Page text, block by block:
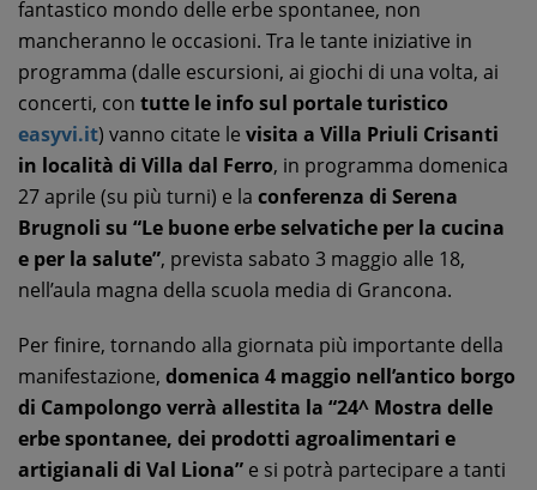
fantastico mondo delle erbe spontanee, non
mancheranno le occasioni. Tra le tante iniziative in
programma (dalle escursioni, ai giochi di una volta, ai
concerti, con tutte le info sul portale turistico
easyvi.it) vanno citate le visita a Villa Priuli Crisanti
in località di Villa dal Ferro, in programma domenica
27 aprile (su più turni) e la conferenza di Serena
Brugnoli su “Le buone erbe selvatiche per la cucina
e per la salute”, prevista sabato 3 maggio alle 18,
nell’aula magna della scuola media di Grancona.
Per finire, tornando alla giornata più importante della
manifestazione, domenica 4 maggio nell’antico borgo
di Campolongo verrà allestita la “24^ Mostra delle
erbe spontanee, dei prodotti agroalimentari e
artigianali di Val Liona” e si potrà partecipare a tanti